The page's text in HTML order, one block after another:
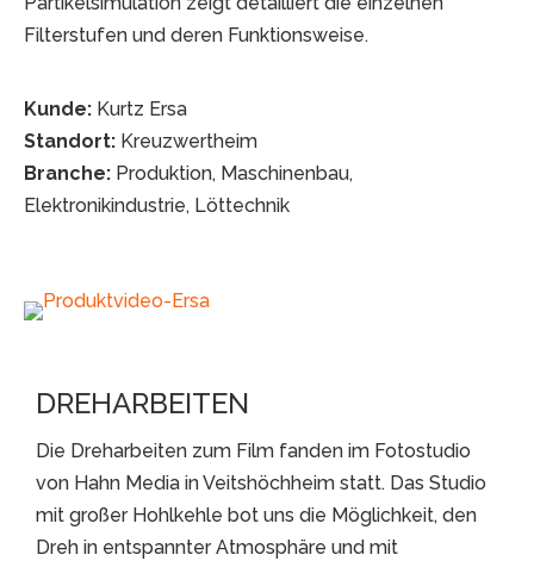
Filterstufen und deren Funktionsweise.
Kunde: Kurtz Ersa
Standort: Kreuzwertheim
Branche: Produktion, Maschinenbau,
Elektronikindustrie, Löttechnik
DREHARBEITEN
Die Dreharbeiten zum Film fanden im Fotostudio
von Hahn Media in Veitshöchheim statt. Das Studio
mit großer Hohlkehle bot uns die Möglichkeit, den
Dreh in entspannter Atmosphäre und mit